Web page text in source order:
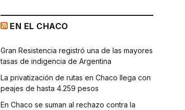
EN EL CHACO
Gran Resistencia registró una de las mayores
tasas de indigencia de Argentina
La privatización de rutas en Chaco llega con
peajes de hasta 4.259 pesos
En Chaco se suman al rechazo contra la